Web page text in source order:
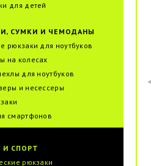
для детей
СУМКИ И ЧЕМОДАНЫ
рюкзаки для ноутбуков
на колесах
для ноутбуков
и несессеры
смартфонов
И СПОРТ
рюкзаки